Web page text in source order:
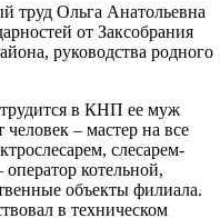
труд Ольга Анатольевна
от Заксобрания
руководства родного
в КНП ее муж
– мастер на все
слесарем-
котельной,
объекты филиала.
в техническом